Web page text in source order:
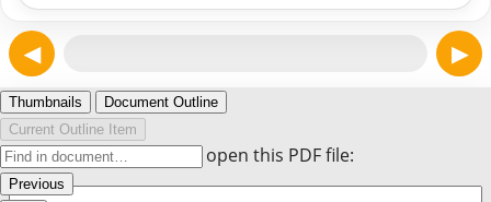
◀ ▶
Thumbnails
Document Outline
Current Outline Item
Previous
Enter the password to open this PDF file: